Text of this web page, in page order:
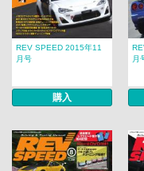
REV SPEED 2015年11
月号
購入
月